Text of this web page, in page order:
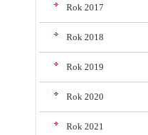
Rok 2017
Rok 2018
Rok 2019
Rok 2020
Rok 2021